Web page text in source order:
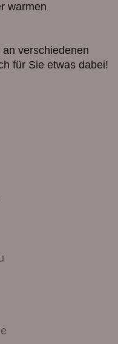
warmen
verschiedenen
für Sie etwas dabei!